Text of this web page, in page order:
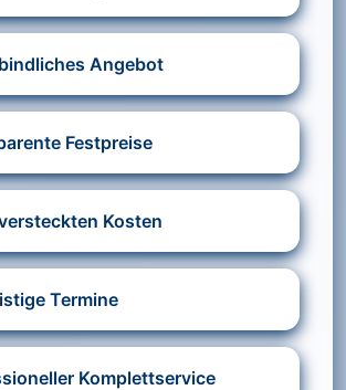
Angebot
Festpreise
Kosten
Termine
Komplettservice